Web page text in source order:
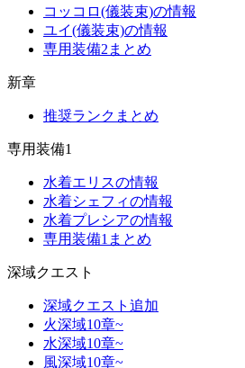
コッコロ(儀装束)の情報
ユイ(儀装束)の情報
専用装備2まとめ
新章
推奨ランクまとめ
専用装備1
水着エリスの情報
水着シェフィの情報
水着プレシアの情報
専用装備1まとめ
深域クエスト
深域クエスト追加
火深域10章~
水深域10章~
風深域10章~